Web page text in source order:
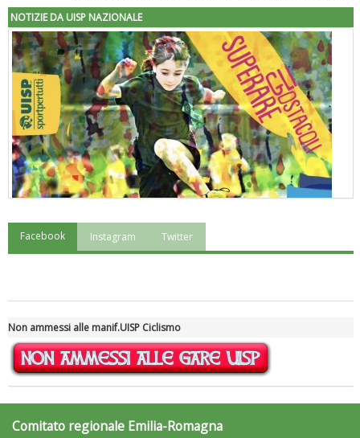
NOTIZIE DA UISP NAZIONALE
"Superare gli ostacoli": la relazione di Tiziano Pesce al CN Uisp
Facebook Instagram Twitter
Non ammessi alle manif.UISP Ciclismo
Comitato regionale Emilia-Romagna